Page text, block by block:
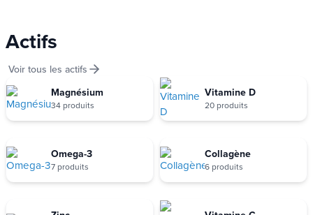
Actifs
Voir tous les actifs
Magnésium
34 produits
Vitamine D
20 produits
Omega-3
7 produits
Collagène
6 produits